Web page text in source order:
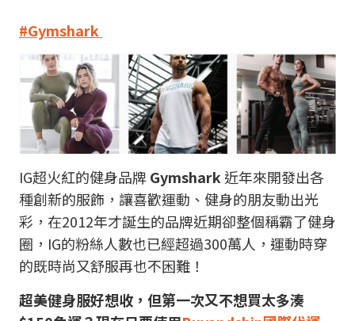
#Gymshark
IG超火紅的健身品牌Gymshark 近年來開發出各
種創新的服飾，讓喜歡運動、健身的朋友動出光
彩，在2012年才誕生的品牌近期卻整個稱霸了健身
圈，IG的粉絲人數也已經超過300萬人，運動時穿
的既時尚又舒服再也不困難！
超美健身服好想收，但第一次又不想買太多湊